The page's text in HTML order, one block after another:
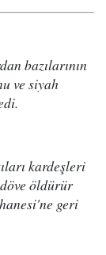
bazılarının
ve siyah
kardeşleri
öldürür
geri